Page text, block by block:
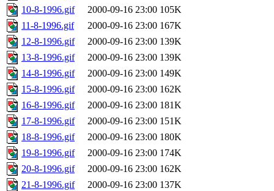
10-8-1996.gif
2000-09-16 23:00 105K
11-8-1996.gif
2000-09-16 23:00 167K
12-8-1996.gif
2000-09-16 23:00 139K
13-8-1996.gif
2000-09-16 23:00 139K
14-8-1996.gif
2000-09-16 23:00 149K
15-8-1996.gif
2000-09-16 23:00 162K
16-8-1996.gif
2000-09-16 23:00 181K
17-8-1996.gif
2000-09-16 23:00 151K
18-8-1996.gif
2000-09-16 23:00 180K
19-8-1996.gif
2000-09-16 23:00 174K
20-8-1996.gif
2000-09-16 23:00 162K
21-8-1996.gif
2000-09-16 23:00 137K